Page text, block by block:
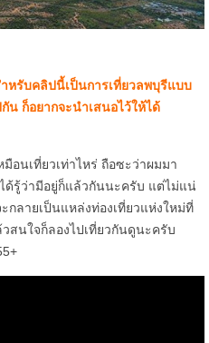
หรับคลิปนี้เป็นการเที่ยวลพบุรีแบบ
น ก็อยากจะนำเสนอไว้ให้ได้
อนเที่ยวเท่าไหร่ ถือซะว่าผมมา
ด้รู้ว่ามีอยู่ก็แล้วกันนะครับ แต่ไม่แน่
ลายเป็นแหล่งท่องเที่ยวแห่งใหม่ที่
นใจก็ลองไปเที่ยวกันดูนะครับ